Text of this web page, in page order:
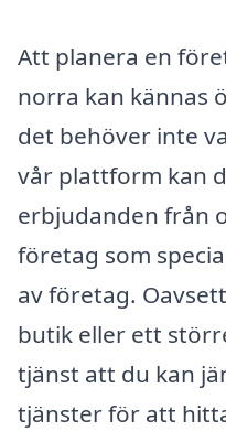
Att planera en
norra kan kännas
det behöver inte
vår plattform kan
erbjudanden från
företag som
av företag.
butik eller ett
tjänst att du kan
tjänster för att